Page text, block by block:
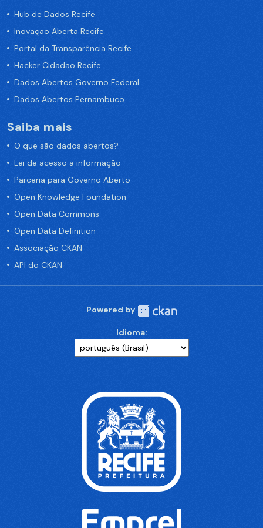
Hub de Dados Recife
Inovação Aberta Recife
Portal da Transparência Recife
Hacker Cidadão Recife
Dados Abertos Governo Federal
Dados Abertos Pernambuco
Saiba mais
O que são dados abertos?
Lei de acesso a informação
Parceria para Governo Aberto
Open Knowledge Foundation
Open Data Commons
Open Data Definition
Associação CKAN
API do CKAN
Powered by
Idioma